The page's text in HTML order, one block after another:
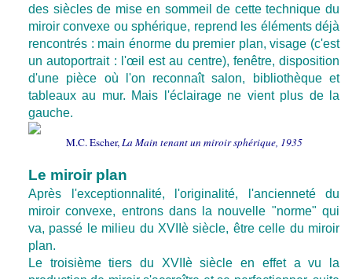
des siècles de mise en sommeil de cette technique du
miroir convexe ou sphérique, reprend les éléments déjà
rencontrés : main énorme du premier plan, visage (c'est
un autoportrait : l'œil est au centre), fenêtre, disposition
d'une pièce où l'on reconnaît salon, bibliothèque et
tableaux au mur. Mais l'éclairage ne vient plus de la
gauche.
M.C. Escher,La Main tenant un miroir sphérique, 1935
Le miroir plan
Après l'exceptionnalité, l'originalité, l'ancienneté du
miroir convexe, entrons dans la nouvelle "norme" qui
va, passé le milieu du XVIIè siècle, être celle du miroir
plan.
Le troisième tiers du XVIIè siècle en effet a vu la